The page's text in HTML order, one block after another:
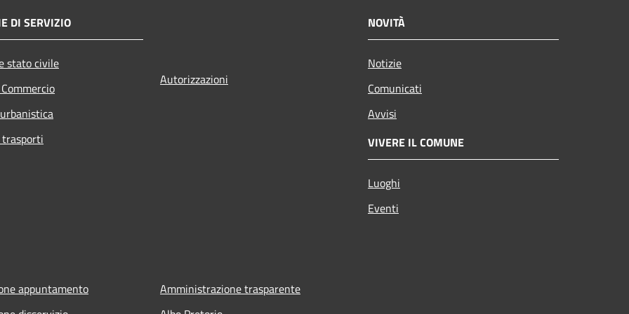
DI SERVIZIO
stato civile
Autorizzazioni
NOVITÀ
Notizie
Comunicati
Avvisi
VIVERE IL COMUNE
Luoghi
Eventi
appuntamento
Amministrazione trasparente